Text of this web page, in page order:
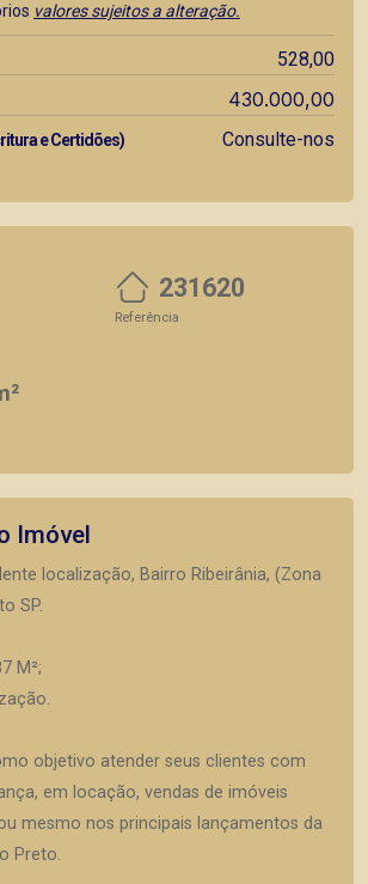
valores sujeitos a alteração.
528,00
430.000,00
e Certidões) Consulte-nos
231620
Referência
Imóvel
localização, Bairro Ribeirânia, (Zona
SP.
M²;
objetivo atender seus clientes com
em locação, vendas de imóveis
mesmo nos principais lançamentos da
Preto.